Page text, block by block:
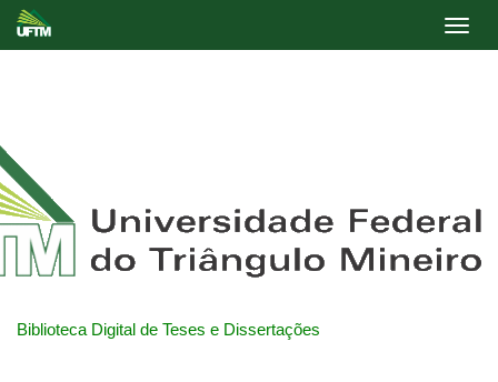
Biblioteca Digital de Teses e Dissertações